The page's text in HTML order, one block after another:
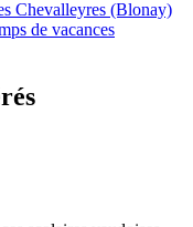
Chevalleyres (Blonay)
de vacances